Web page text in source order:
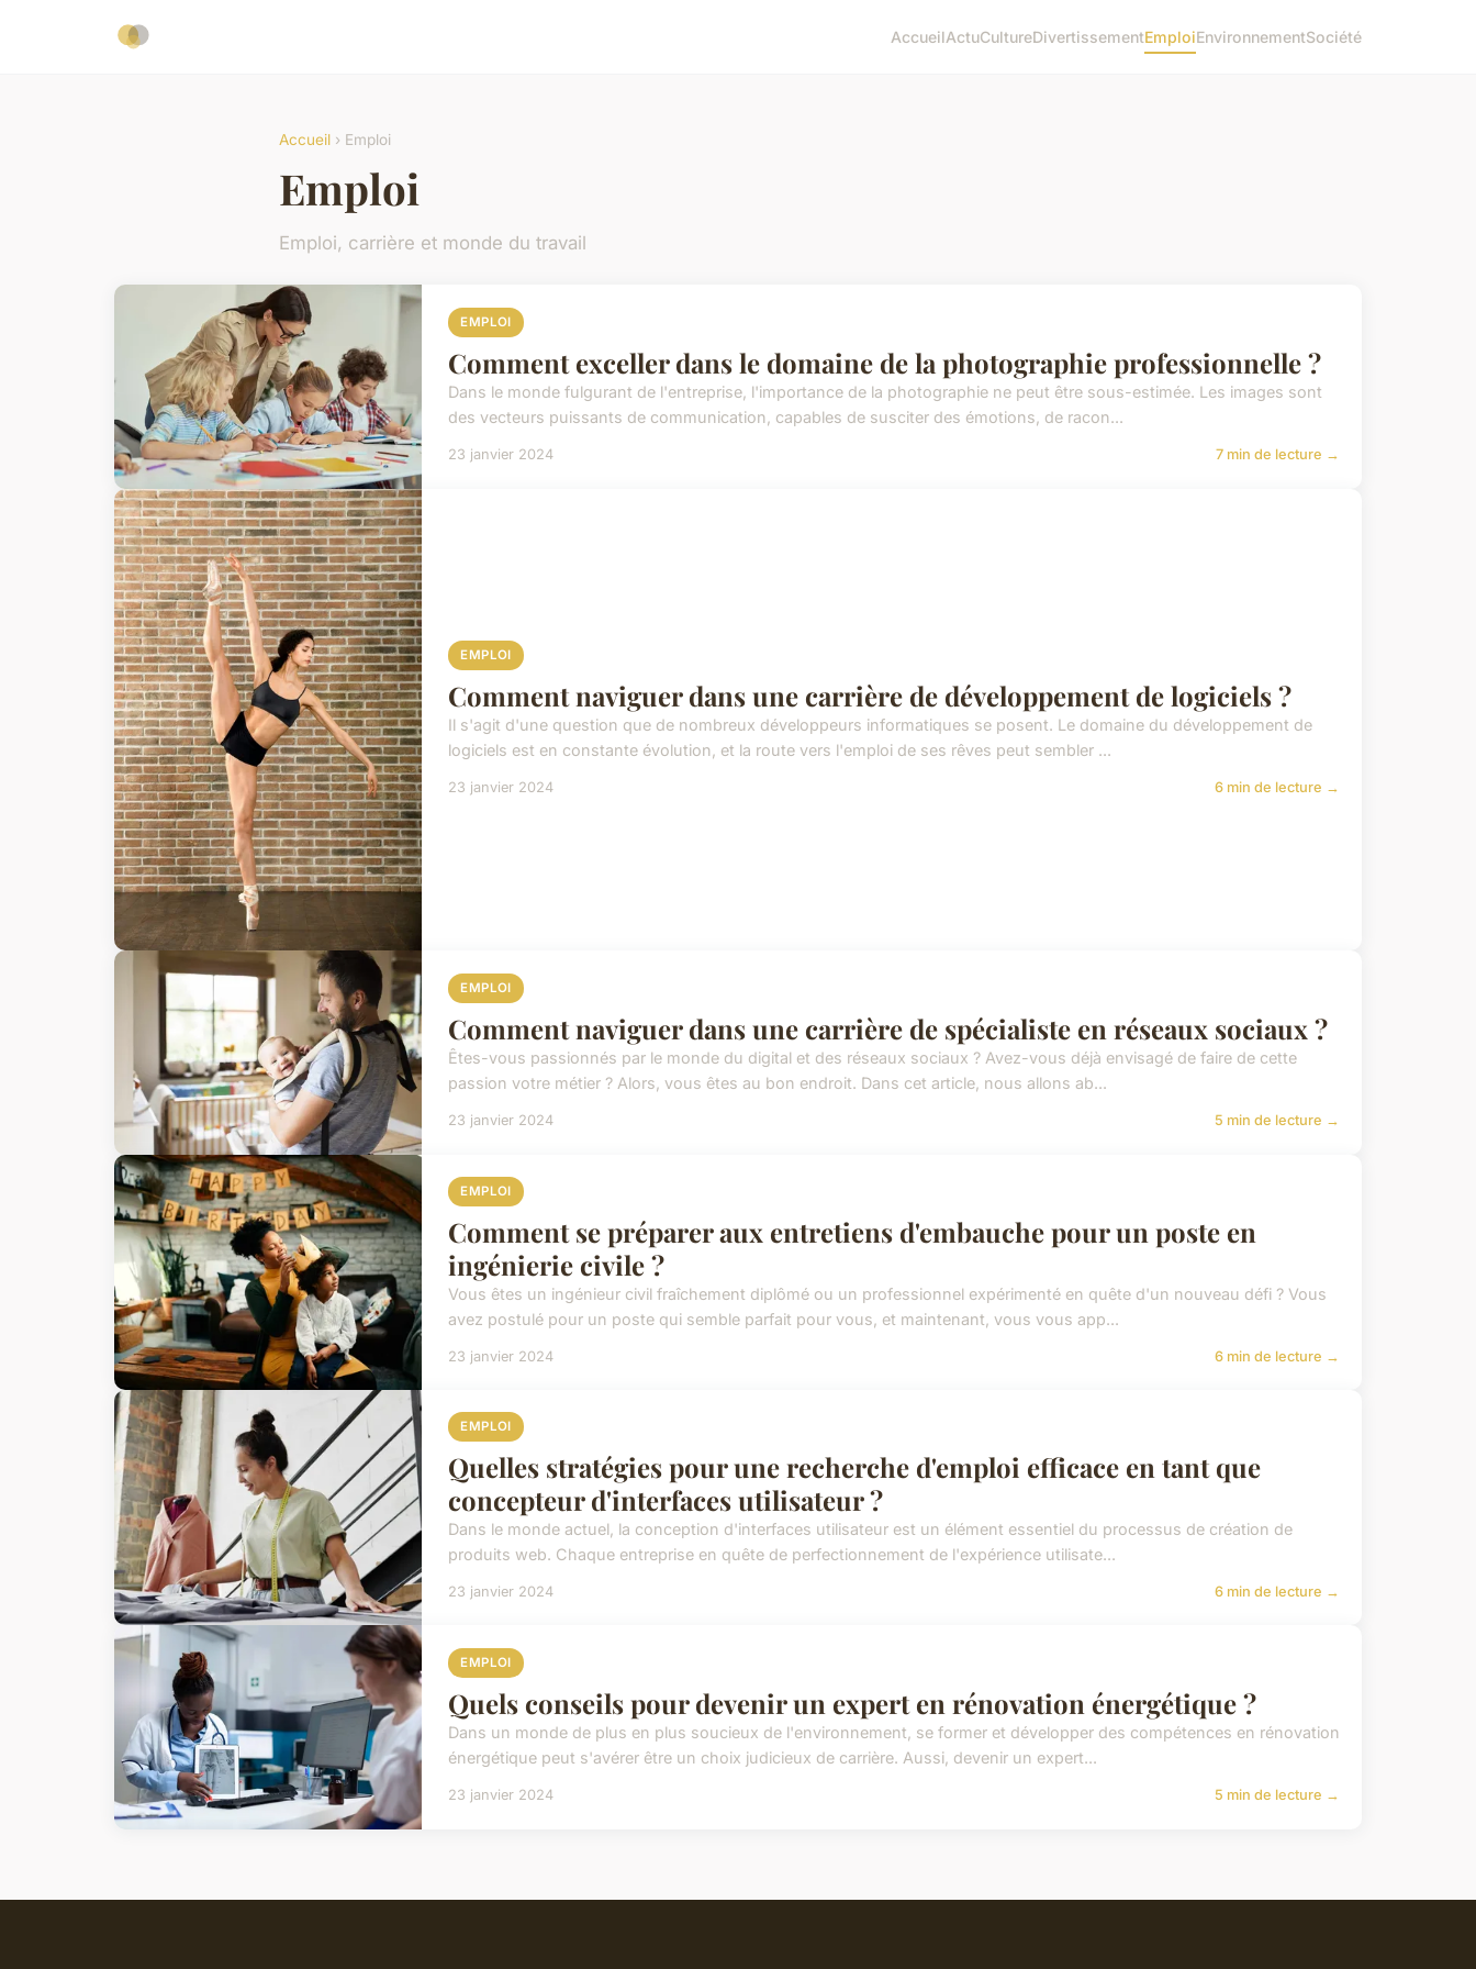
AccueilActuCultureDivertissementEmploiEnvironnementSociété
Accueil › Emploi
Emploi
Emploi, carrière et monde du travail
EMPLOI
Comment exceller dans le domaine de la photographie professionnelle ?
Dans le monde fulgurant de l'entreprise, l'importance de la photographie ne peut être sous-estimée. Les images sont
des vecteurs puissants de communication, capables de susciter des émotions, de racon...
23 janvier 2024 7 min de lecture →
EMPLOI
Comment naviguer dans une carrière de développement de logiciels ?
Il s'agit d'une question que de nombreux développeurs informatiques se posent. Le domaine du développement de
logiciels est en constante évolution, et la route vers l'emploi de ses rêves peut sembler ...
23 janvier 2024 6 min de lecture →
EMPLOI
Comment naviguer dans une carrière de spécialiste en réseaux sociaux ?
Êtes-vous passionnés par le monde du digital et des réseaux sociaux ? Avez-vous déjà envisagé de faire de cette
passion votre métier ? Alors, vous êtes au bon endroit. Dans cet article, nous allons ab...
23 janvier 2024 5 min de lecture →
EMPLOI
Comment se préparer aux entretiens d'embauche pour un poste en
ingénierie civile ?
Vous êtes un ingénieur civil fraîchement diplômé ou un professionnel expérimenté en quête d'un nouveau défi ? Vous
avez postulé pour un poste qui semble parfait pour vous, et maintenant, vous vous app...
23 janvier 2024 6 min de lecture →
EMPLOI
Quelles stratégies pour une recherche d'emploi efficace en tant que
concepteur d'interfaces utilisateur ?
Dans le monde actuel, la conception d'interfaces utilisateur est un élément essentiel du processus de création de
produits web. Chaque entreprise en quête de perfectionnement de l'expérience utilisate...
23 janvier 2024 6 min de lecture →
EMPLOI
Quels conseils pour devenir un expert en rénovation énergétique ?
Dans un monde de plus en plus soucieux de l'environnement, se former et développer des compétences en rénovation
énergétique peut s'avérer être un choix judicieux de carrière. Aussi, devenir un expert...
23 janvier 2024 5 min de lecture →